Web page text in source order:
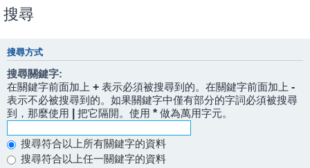
搜尋
搜尋方式
搜尋關鍵字:
在關鍵字前面加上 + 表示必須被搜尋到的。在關鍵字前面加上 -
表示不必被搜尋到的。如果關鍵字中僅有部分的字詞必須被搜尋
到，那麼使用
把它隔開。使用 * 做為萬用字元。
搜尋符合以上所有關鍵字的資料
搜尋符合以上任一關鍵字的資料